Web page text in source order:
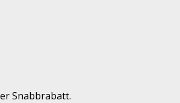
Snabbrabatt.